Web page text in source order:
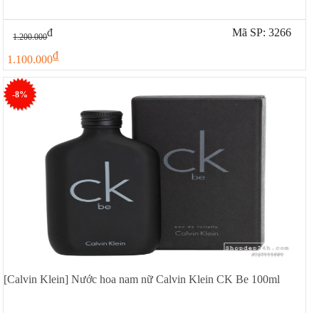
1.200.000đ
1.100.000đ
Mã SP: 3266
-8%
[Calvin Klein] Nước hoa nam nữ Calvin Klein CK Be 100ml